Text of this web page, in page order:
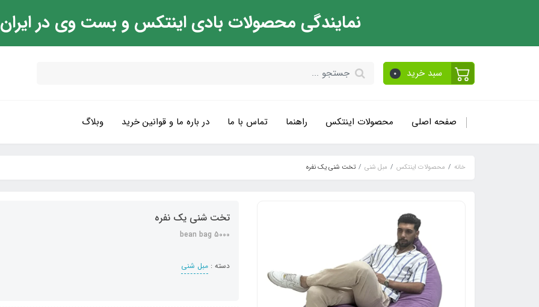
نمایندگی محصولات بادی اینتکس و بست وی در ایران
سبد خرید 0
صفحه اصلی محصولات اینتکس راهنما تماس با ما در باره ما و قوانین خرید وبلاگ
خانه محصولات اینتکس مبل شنی تخت شنی یک نفره
تخت شنی یک نفره
bean bag 5000
دسته : مبل شنی